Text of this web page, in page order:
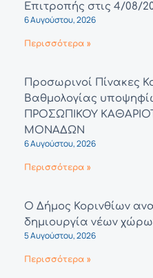
Επιτροπής στις 4/08/
6 Αυγούστου, 2026
Περισσότερα »
Προσωρινοί Πίνακες
Βαθμολογίας
ΠΡΟΣΩΠΙΚΟΥ
ΜΟΝΑΔΩΝ
6 Αυγούστου, 2026
Περισσότερα »
Ο Δήμος Κορινθίων
δημιουργία νέων
5 Αυγούστου, 2026
Περισσότερα »